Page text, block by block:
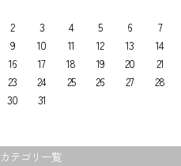
2
3 4 5 6 7
9
10 11 12 13 14
16
17 18 19 20 21
23
24 25 26 27 28
30
31
カテゴリ一覧